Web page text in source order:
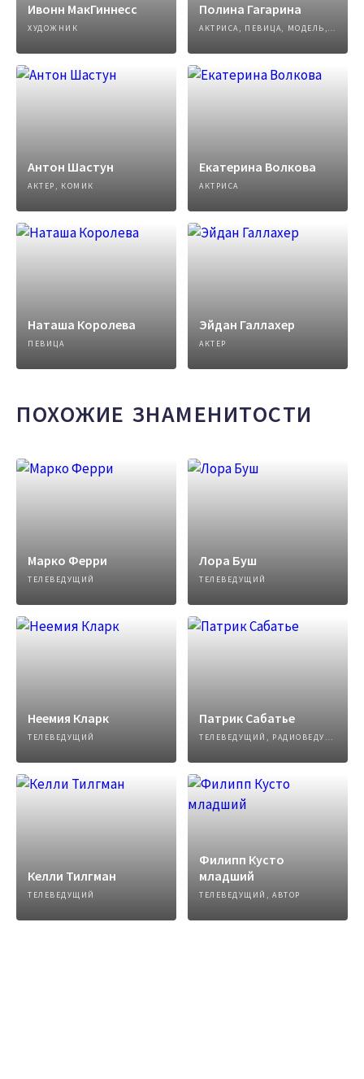
Ивонн МакГиннесс
ХУДОЖНИК
Полина Гагарина
АКТРИСА, ПЕВИЦА, МОДЕЛЬ, АВТОР ПЕСЕН
Антон Шастун
АКТЕР, КОМИК
Екатерина Волкова
АКТРИСА
Наташа Королева
ПЕВИЦА
Эйдан Галлахер
АКТЕР
ПОХОЖИЕ ЗНАМЕНИТОСТИ
Марко Ферри
ТЕЛЕВЕДУЩИЙ
Лора Буш
ТЕЛЕВЕДУЩИЙ
Неемия Кларк
ТЕЛЕВЕДУЩИЙ
Патрик Сабатье
ТЕЛЕВЕДУЩИЙ, РАДИОВЕДУЩИЙ
Келли Тилгман
ТЕЛЕВЕДУЩИЙ
Филипп Кусто
младший
ТЕЛЕВЕДУЩИЙ, АВТОР